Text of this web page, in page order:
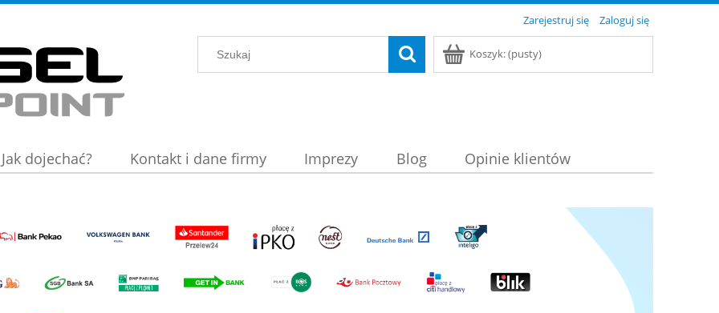
Zarejestruj się Zaloguj się
Koszyk:(pusty)
Jak dojechać? Kontakt i dane firmy Imprezy Blog Opinie klientów